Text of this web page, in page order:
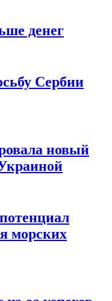
денег
Сербии
новый
морских